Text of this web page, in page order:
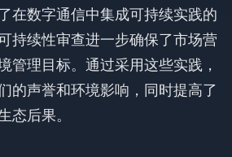
在数字通信中集成可持续实践的
持续性审查进一步确保了市场营
管理目标。通过采用这些实践，
的声誉和环境影响，同时提高了
态后果。